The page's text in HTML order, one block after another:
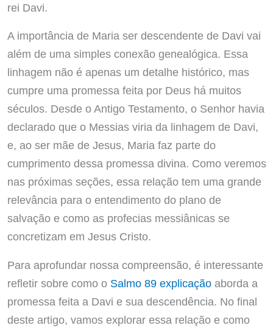
rei Davi.
A importância de Maria ser descendente de Davi vai
além de uma simples conexão genealógica. Essa
linhagem não é apenas um detalhe histórico, mas
cumpre uma promessa feita por Deus há muitos
séculos. Desde o Antigo Testamento, o Senhor havia
declarado que o Messias viria da linhagem de Davi,
e, ao ser mãe de Jesus, Maria faz parte do
cumprimento dessa promessa divina. Como veremos
nas próximas seções, essa relação tem uma grande
relevância para o entendimento do plano de
salvação e como as profecias messiânicas se
concretizam em Jesus Cristo.
Para aprofundar nossa compreensão, é interessante
refletir sobre como o Salmo 89 explicaçãoaborda a
promessa feita a Davi e sua descendência. No final
deste artigo, vamos explorar essa relação e como